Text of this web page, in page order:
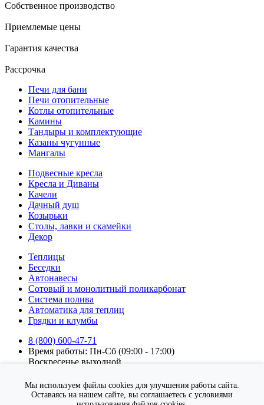
Собственное производство
Приемлемые цены
Гарантия качества
Рассрочка
Печи для бани
Печи отопительные
Котлы отопительные
Камины
Тандыры и комплектующие
Казаны чугунные
Мангалы
Подвесные кресла
Кресла и Диваны
Качели
Дачный душ
Козырьки
Столы, лавки и скамейки
Декор
Теплицы
Беседки
Автонавесы
Сотовый и монолитный поликарбонат
Система полива
Автоматика для теплиц
Грядки и клумбы
8 (800) 600-47-71
Время работы: Пн-Сб (09:00 - 17:00)
Воскресенье выходной.
Подписка на новости
Подписаться
Мы используем файлы cookies для улучшения работы сайта.
Оставаясь на нашем сайте, вы соглашаетесь с условиями